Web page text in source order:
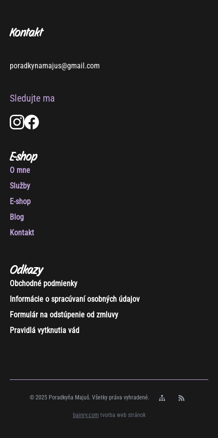
Kontakt
poradkynamajus@gmail.com
Sledujte ma
E-shop
O mne
Služby
E-shop
Blog
Kontakt
Odkazy
Obchodné podmienky
Informácie o spracúvaní osobných údajov
Formulár na odstúpenie od zmluvy
Pravidlá vytknutia vád
© 2025 Poradkyňa Majuš. Všetky práva vyhradené.
bainry.comtvorba web stránok